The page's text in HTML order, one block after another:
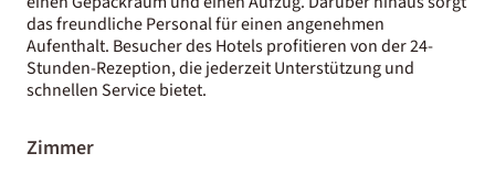
das freundliche Personal für einen angenehmen
Aufenthalt. Besucher des Hotels profitieren von der 24-
Stunden-Rezeption, die jederzeit Unterstützung und
schnellen Service bietet.
Zimmer